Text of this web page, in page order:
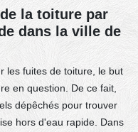
la toiture par
dans la ville de
les fuites de toiture, le but
en question. De ce fait,
dépêchés pour trouver
hors d'eau rapide. Dans